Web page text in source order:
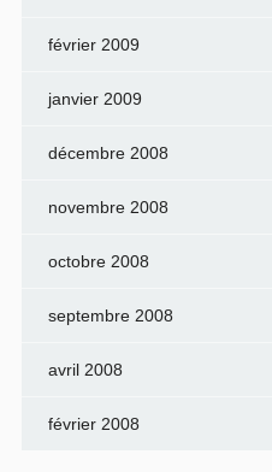
février 2009
janvier 2009
décembre 2008
novembre 2008
octobre 2008
septembre 2008
avril 2008
février 2008